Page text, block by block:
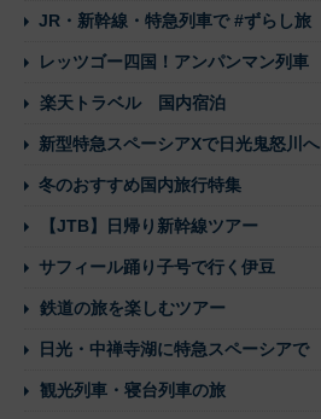
JR・新幹線・特急列車で #ずらし旅
レッツゴー四国！アンパンマン列車
楽天トラベル 国内宿泊
新型特急スペーシアXで日光鬼怒川へ
冬のおすすめ国内旅行特集
【JTB】日帰り新幹線ツアー
サフィール踊り子号で行く伊豆
鉄道の旅を楽しむツアー
日光・中禅寺湖に特急スペーシアで
観光列車・寝台列車の旅